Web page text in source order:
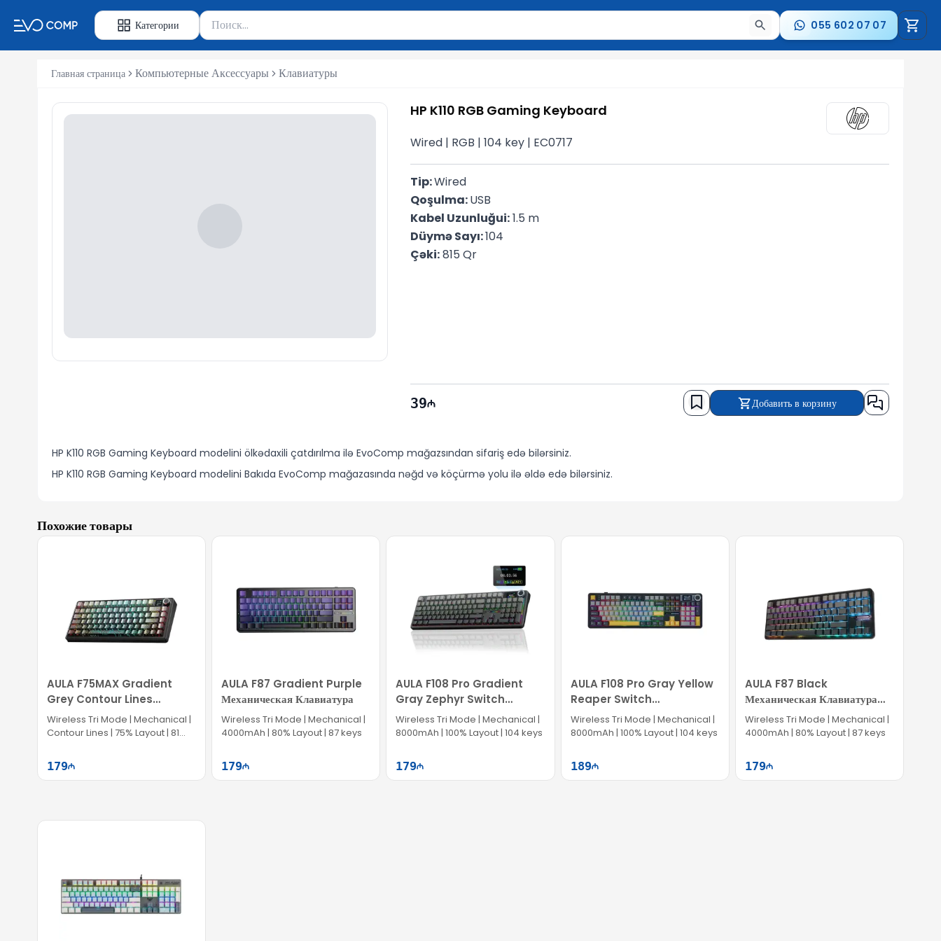
Категории
Поиск товаров
Введите минимум 2 символа для поиска. Нажмите Enter для отправки или используйте стрелки для навигации по результатам.
055 602 07 07
Главная страница Компьютерные Аксессуары Клавиатуры
HP K110 RGB Gaming Keyboard
Wired | RGB | 104 key | EC0717
Tip: Wired
Qoşulma: USB
Kabel Uzunluğui: 1.5 m
Düymə Sayı: 104
Çəki: 815 Qr
39 Добавить в корзину
HP K110 RGB Gaming Keyboard modelini ölkədaxili çatdırılma ilə EvoComp mağazsından sifariş edə bilərsiniz.
HP K110 RGB Gaming Keyboard modelini Bakıda EvoComp mağazasında nəğd və köçürmə yolu ilə əldə edə bilərsiniz.
Похожие товары
AULA F75MAX Gradient
Grey Contour Lines
Механическая Клавиатура
Wireless Tri Mode | Mechanical |
Contour Lines | 75% Layout | 81
179
AULA F87 Gradient Purple
Механическая Клавиатура
Wireless Tri Mode | Mechanical |
4000mAh | 80% Layout | 87 keys
179
AULA F108 Pro Gradient
Gray Zephyr Switch
Wireless Keyboard
Wireless Tri Mode | Mechanical |
8000mAh | 100% Layout | 104 keys
179
AULA F108 Pro Gray Yellow
Reaper Switch
Беспроводная Клавиатура
Wireless Tri Mode | Mechanical |
8000mAh | 100% Layout | 104 keys
189
AULA F87 Black
Механическая Клавиатура
Space Crystal Switch
Wireless Tri Mode | Mechanical |
4000mAh | 80% Layout | 87 keys
179